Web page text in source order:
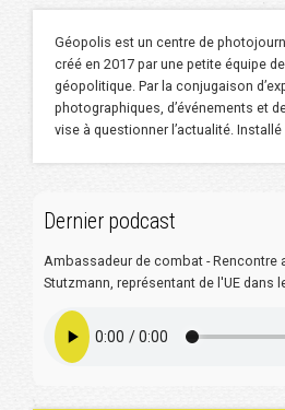
Géopolis est un centre de
créé en 2017 par une petite équipe
géopolitique. Par la conjugaison
photographiques, d’événements et
vise à questionner l’actualité. Installé
Dernier podcast
Ambassadeur de combat - Rencontre
Stutzmann, représentant de l'UE dans